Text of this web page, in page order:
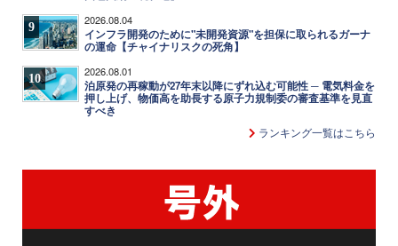
9 2026.08.04
インフラ開発のために"未開発資源"を担保に取られるガーナ
の運命【チャイナリスクの死角】
10 2026.08.01
泊原発の再稼動が27年末以降にずれ込む可能性 ─ 電気料金を
押し上げ、物価高を助長する原子力規制委の審査基準を見直
すべき
ランキング一覧はこちら